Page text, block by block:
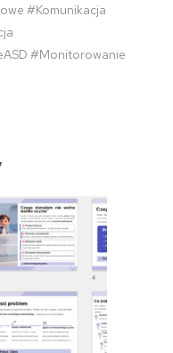
#Komunikacja
#Monitorowanie